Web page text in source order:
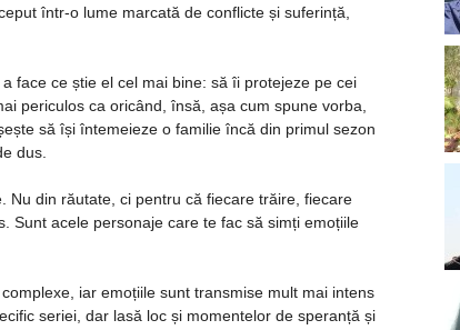
într-o lume marcată de conflicte și suferință,
face ce știe el cel mai bine: să îi protejeze pe cei
periculos ca oricând, însă, așa cum spune vorba,
să își întemeieze o familie încă din primul sezon
dus.
Nu din răutate, ci pentru că fiecare trăire, fiecare
Sunt acele personaje care te fac să simți emoțiile
iar emoțiile sunt transmise mult mai intens
seriei, dar lasă loc și momentelor de speranță și